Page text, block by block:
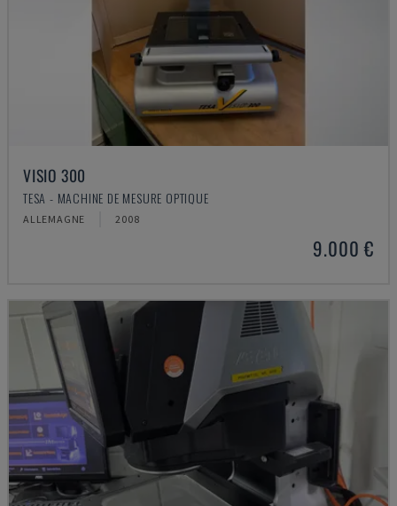
VISIO 300
TESA - MACHINE DE MESURE OPTIQUE
ALLEMAGNE 2008
9.000 €